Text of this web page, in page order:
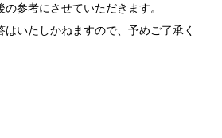
参考にさせていただきます。
いたしかねますので、予めご了承く